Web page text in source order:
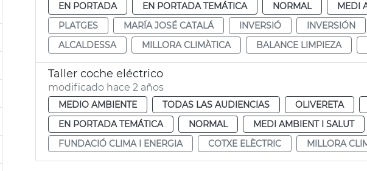
EN PORTADA
EN PORTADA TEMÁTICA NORMAL MEDI
PLATGES
MARÍA JOSÉ CATALÁ INVERSIÓ INVERSIÓN
ALCALDESSA
MILLORA CLIMÀTICA BALANCE LIMPIEZA
Taller coche eléctrico
modificado hace 2 años
MEDIO AMBIENTE TODAS LAS AUDIENCIAS OLIVERETA
EN PORTADA TEMÁTICA
NORMAL MEDI AMBIENT I SALUT
FUNDACIÓ CLIMA I ENERGIA
COTXE ELÈCTRIC MILLORA